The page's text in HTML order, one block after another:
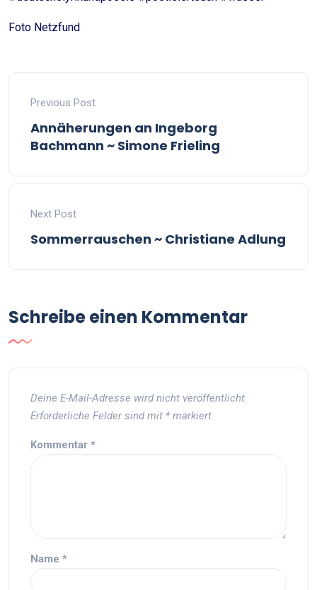
Foto Netzfund
Previous Post
Annäherungen an Ingeborg
Bachmann ~ Simone Frieling
Next Post
Sommerrauschen ~ Christiane Adlung
Schreibe einen Kommentar
Deine E-Mail-Adresse wird nicht veröffentlicht.
Erforderliche Felder sind mit *markiert
Kommentar *
Name *